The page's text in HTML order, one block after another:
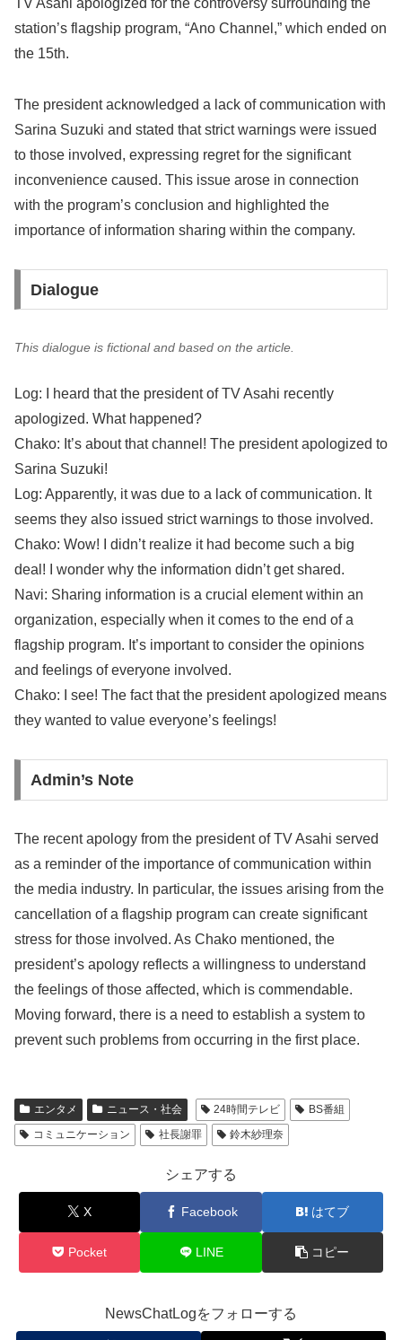
TV Asahi apologized for the controversy surrounding the
station’s flagship program, “Ano Channel,” which ended on
the 15th.
The president acknowledged a lack of communication with
Sarina Suzuki and stated that strict warnings were issued
to those involved, expressing regret for the significant
inconvenience caused. This issue arose in connection
with the program’s conclusion and highlighted the
importance of information sharing within the company.
Dialogue
This dialogue is fictional and based on the article.
Log: I heard that the president of TV Asahi recently
apologized. What happened?
Chako: It’s about that channel! The president apologized to
Sarina Suzuki!
Log: Apparently, it was due to a lack of communication. It
seems they also issued strict warnings to those involved.
Chako: Wow! I didn’t realize it had become such a big
deal! I wonder why the information didn’t get shared.
Navi: Sharing information is a crucial element within an
organization, especially when it comes to the end of a
flagship program. It’s important to consider the opinions
and feelings of everyone involved.
Chako: I see! The fact that the president apologized means
they wanted to value everyone’s feelings!
Admin’s Note
The recent apology from the president of TV Asahi served
as a reminder of the importance of communication within
the media industry. In particular, the issues arising from the
cancellation of a flagship program can create significant
stress for those involved. As Chako mentioned, the
president’s apology reflects a willingness to understand
the feelings of those affected, which is commendable.
Moving forward, there is a need to establish a system to
prevent such problems from occurring in the first place.
エンタメ ニュース・社会 24時間テレビ
BS番組
コミュニケーション
社長謝罪 鈴木紗理奈
シェアする
X Facebook はてブ
Pocket LINE コピー
NewsChatLogをフォローする